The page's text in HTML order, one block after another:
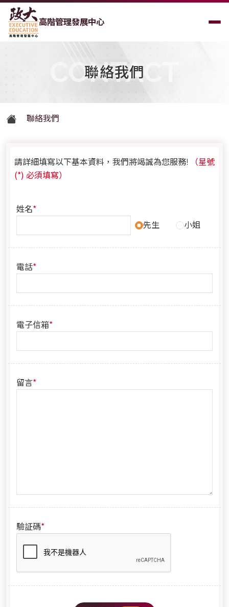
高階管理發展中心
聯絡我們
CONTACT
聯絡我們
請詳細填寫以下基本資料，我們將竭誠為您服務!
（星號
(*) 必須填寫）
姓名*
先生 小姐
電話*
電子信箱*
留言*
驗証碼*